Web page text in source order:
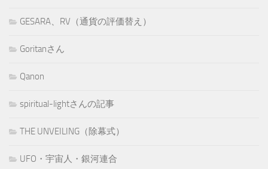
GESARA、RV（通貨の評価替え）
Goritanさん
Qanon
spiritual-lightさんの記事
THE UNVEILING（除幕式）
UFO・宇宙人・銀河連合